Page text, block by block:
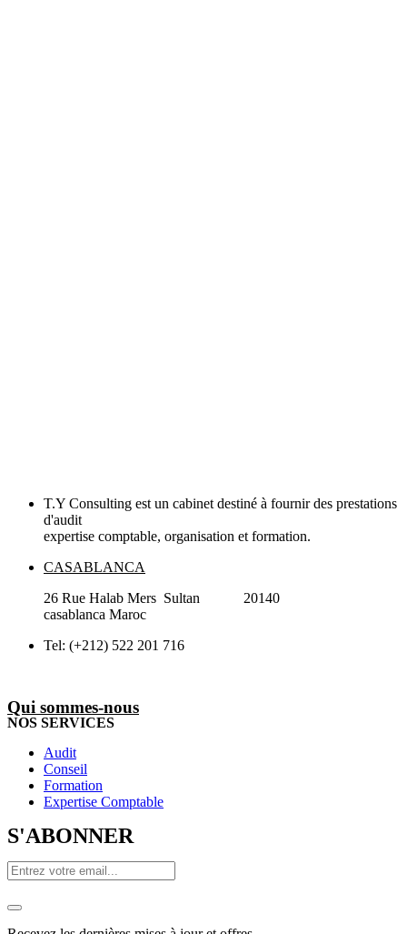
T.Y Consulting est un cabinet destiné à fournir des prestations
d'audit
expertise comptable, organisation et formation.
CASABLANCA
26 Rue Halab Mers Sultan 20140
casablanca Maroc
Tel: (+212) 522 201 716
Qui sommes-nous
NOS SERVICES
Audit
Conseil
Formation
Expertise Comptable
S'ABONNER